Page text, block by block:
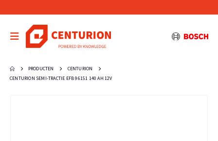
PRODUCTEN
CENTURION
CENTURION SEMI-TRACTIE EFB 96151 140 AH 12V